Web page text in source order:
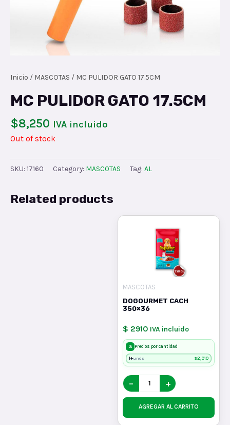
Inicio / MASCOTAS / MC PULIDOR GATO 17.5CM
MC PULIDOR GATO 17.5CM
$8,250 IVA incluido
Out of stock
SKU: 17160 Category: MASCOTAS Tag: AL
Related products
MASCOTAS
DOGOURMET CACH
350×36
$ 2910 IVA incluido
% Precios por cantidad
1+unds $2,910
− +
AGREGAR AL CARRITO